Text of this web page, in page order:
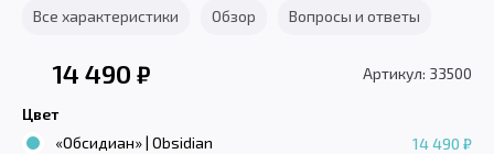
Все характеристики Обзор Вопросы и ответы
14 490 ₽ Артикул: 33500
Цвет
«Обсидиан» | Obsidian
14 490 ₽